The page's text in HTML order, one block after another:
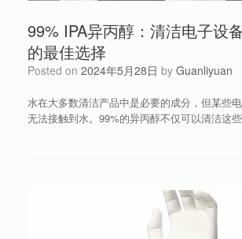
99% IPA异丙醇：清洁电子设
的最佳选择
Posted on 2024年5月28日 by Guanliyuan
水在大多数清洁产品中是必要的成分，但某些
无法接触到水。99%的异丙醇不仅可以清洁这